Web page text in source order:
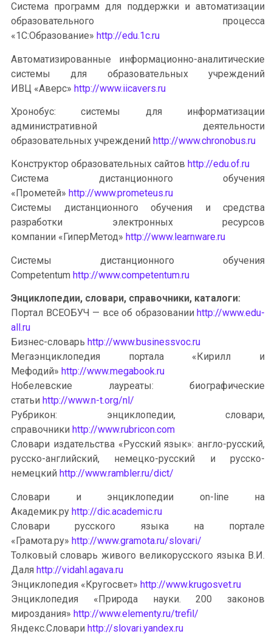
Система программ для поддержки и автоматизации
образовательного процесса
«1С:Образование» http://edu.1c.ru
Автоматизированные информационно-аналитические
системы для образовательных учреждений
ИВЦ «Аверс» http://www.iicavers.ru
Хронобус: системы для информатизации
административной деятельности
образовательных учреждений http://www.chronobus.ru
Конструктор образовательных сайтов http://edu.of.ru
Система дистанционного обучения
«Прометей» http://www.prometeus.ru
Системы дистанционного обучения и средства
разработки электронных ресурсов
компании «ГиперМетод» http://www.learnware.ru
Системы дистанционного обучения
Competentum http://www.competentum.ru
Энциклопедии, словари, справочники, каталоги:
Портал ВСЕОБУЧ — все об образовании http://www.edu-
all.ru
Бизнес-словарь http://www.businessvoc.ru
Мегаэнциклопедия портала «Кирилл и
Мефодий» http://www.megabook.ru
Нобелевские лауреаты: биографические
статьи http://www.n-t.org/nl/
Рубрикон: энциклопедии, словари,
справочники http://www.rubricon.com
Словари издательства «Русский язык»: англо-русский,
русско-английский, немецко-русский и русско-
немецкий http://www.rambler.ru/dict/
Словари и энциклопедии on-line на
Академик.ру http://dic.academic.ru
Словари русского языка на портале
«Грамота.ру» http://www.gramota.ru/slovari/
Толковый словарь живого великорусского языка В.И.
Даля http://vidahl.agava.ru
Энциклопедия «Кругосвет» http://www.krugosvet.ru
Энциклопедия «Природа науки. 200 законов
мироздания» http://www.elementy.ru/trefil/
Яндекс.Словари http://slovari.yandex.ru